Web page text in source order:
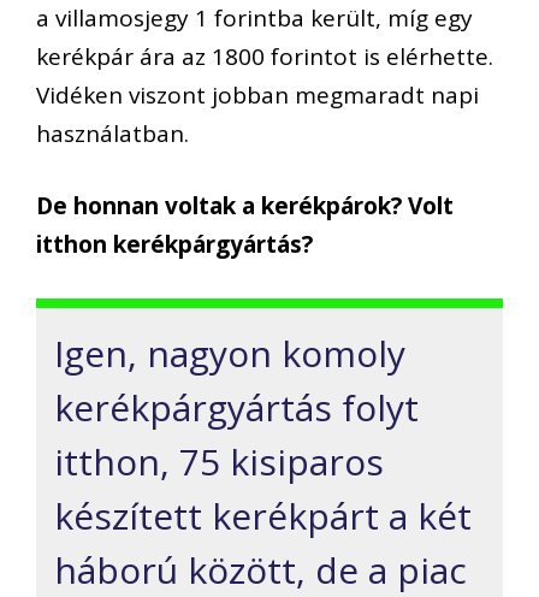
a villamosjegy 1 forintba került, míg egy
kerékpár ára az 1800 forintot is elérhette.
Vidéken viszont jobban megmaradt napi
használatban.
De honnan voltak a kerékpárok? Volt
itthon kerékpárgyártás?
Igen, nagyon komoly
kerékpárgyártás folyt
itthon, 75 kisiparos
készített kerékpárt a két
háború között, de a piac